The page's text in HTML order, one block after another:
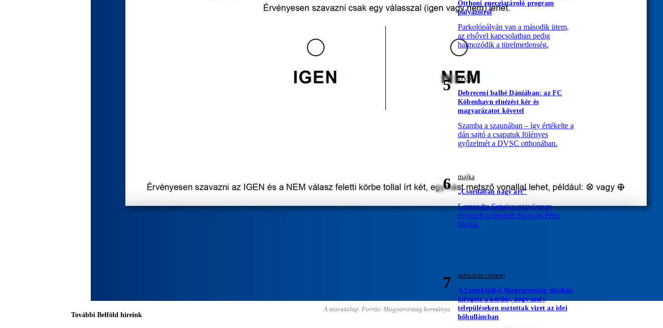
A szavazólap. Forrás: Magyarország kormánya
További Belföld híreink
Otthoni energiatároló program
pályázóiról
Parkolópályán van a második ütem,
az elsővel kapcsolatban pedig
halmozódik a türelmetlenség.
5
DVSC
Debreceni balhé Dániában: az FC
Köbenhavn elnézést kér és
magyarázatot követel
Szamba a szaunában – így értékelte a
dán sajtó a csapatuk fölényes
győzelmét a DVSC otthonában.
6
majka
„Csordában nagy arc”
Lemondta Sepsiszentgyörgyre
tervezett fellépését Majoros Péter
Majka.
7
mészáros csoport
A Szentkirályi Magyarország elnökén
kifogott a kérdés, hogy mely
településeken osztottak vizet az idei
hőhullámban